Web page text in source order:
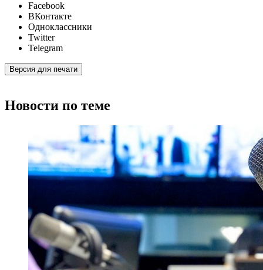
Facebook
ВКонтакте
Одноклассники
Twitter
Telegram
Версия для печати
Новости по теме